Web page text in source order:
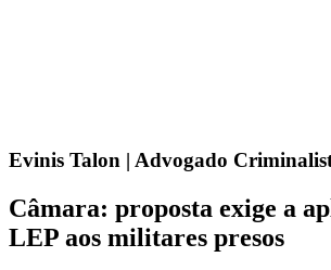
Evinis Talon | Advogado
Câmara: proposta exige a
LEP aos militares presos